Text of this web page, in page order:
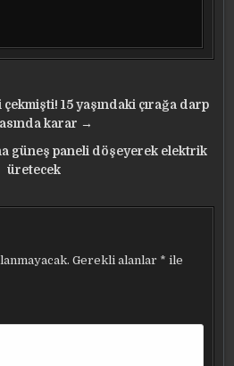
15 yaşındaki çırağa darp
karar →
güneş paneli döşeyerek elektrik
üretecek
Gerekli alanlar * ile